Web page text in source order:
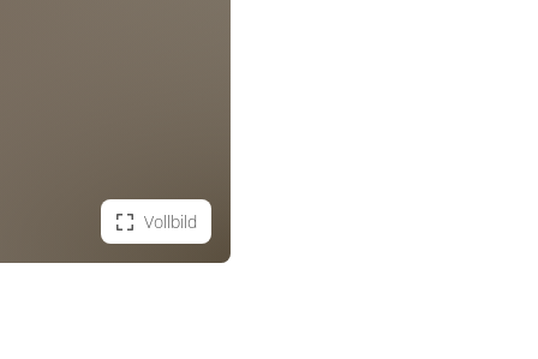
Vollbild